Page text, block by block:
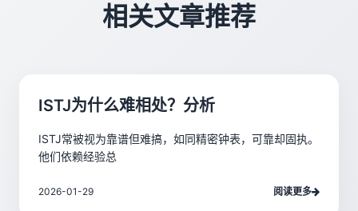
相关文章推荐
ISTJ为什么难相处？分析
ISTJ常被视为靠谱但难搞，如同精密钟表，可靠却固执。
他们依赖经验总
2026-01-29 阅读更多